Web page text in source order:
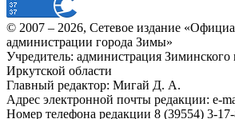
© 2007 – 2026, Сетевое издание
администрации города Зимы»
Учредитель: администрация Зиминского
Иркутской области
Главный редактор: Мигай Д. А.
Адрес электронной почты редакции: e-
Номер телефона редакции 8 (39554) 3-